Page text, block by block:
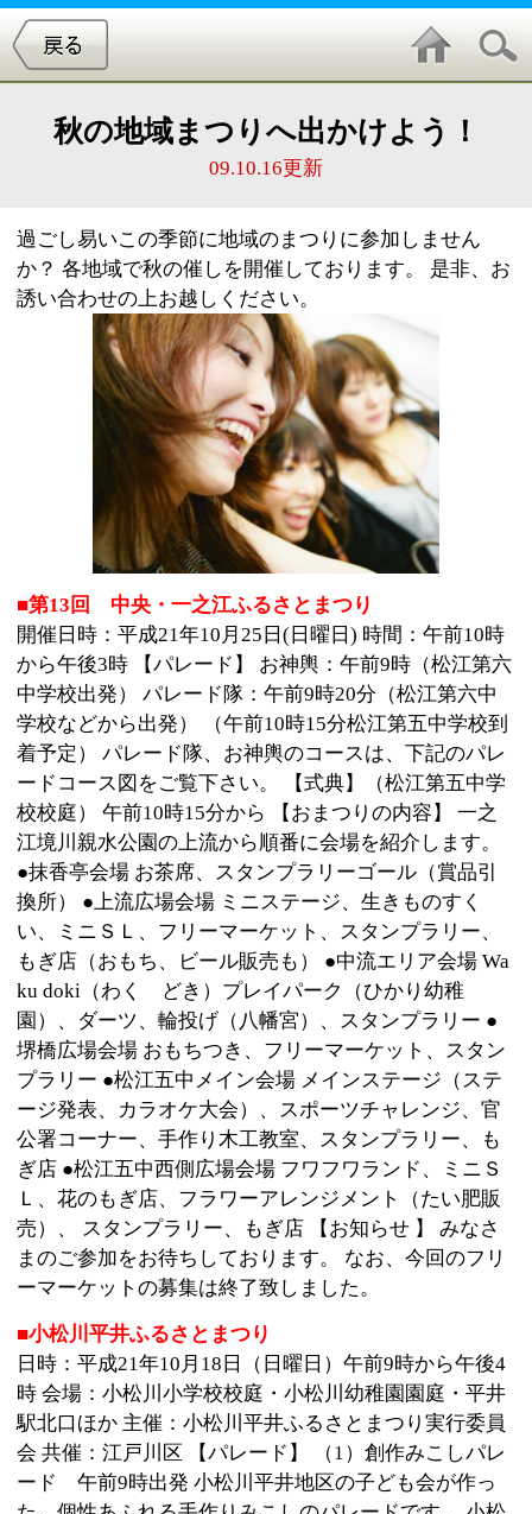
09.10.16更新
過ごし易いこの季節に地域のまつりに参加しません
■第13回 中央・一之江ふるさとまつり
開催日時：平成21年10月25日(日曜日) 時間：午前10時
から午後3時 【パレード】 お神輿：午前9時（松江第六
中学校出発） パレード隊：午前9時20分（松江第六中
学校などから出発） （午前10時15分松江第五中学校到
着予定） パレード隊、お神輿のコースは、下記のパレ
ードコース図をご覧下さい。 【式典】（松江第五中学
江境川親水公園の上流から順番に会場を紹介します。
●抹香亭会場 お茶席、スタンプラリーゴール（賞品引
換所） ●上流広場会場 ミニステージ、生きものすく
い、ミニＳＬ、フリーマーケット、スタンプラリー、
もぎ店（おもち、ビール販売も） ●中流エリア会場 Wa
ku doki（わく どき）プレイパーク（ひかり幼稚
園）、ダーツ、輪投げ（八幡宮）、スタンプラリー ●
堺橋広場会場 おもちつき、フリーマーケット、スタン
プラリー ●松江五中メイン会場 メインステージ（ステ
ージ発表、カラオケ大会）、スポーツチャレンジ、官
公署コーナー、手作り木工教室、スタンプラリー、も
ぎ店 ●松江五中西側広場会場 フワフワランド、ミニＳ
Ｌ、花のもぎ店、フラワーアレンジメント（たい肥販
売）、 スタンプラリー、もぎ店 【お知らせ 】 みなさ
まのご参加をお待ちしております。 なお、今回のフリ
ーマーケットの募集は終了致しました。
■小松川平井ふるさとまつり
日時：平成21年10月18日（日曜日）午前9時から午後4
時 会場：小松川小学校校庭・小松川幼稚園園庭・平井
駅北口ほか 主催：小松川平井ふるさとまつり実行委員
会 共催：江戸川区 【パレード】 （1）創作みこしパレ
ード 午前9時出発 小松川平井地区の子ども会が作っ
た、個性あふれる手作りみこしのパレードです。 小松
川たんぽぽ公園と平井駅南口の2箇所から出発し、小松
川小学校へむかいます。 （2）鼓笛隊・バトンパレー
ド 午前9時30分出発 小松川平井地区の小学校と小松
川幼稚園の鼓笛隊パレード、平井バトンクラブによる
バトンパレードです。 平井駅北口のすずらん通りを出
発し、小松川小学校へむかいます。 （3）民謡流しパ
レード 午後1時出発 小松川平井地区の町会・自治会
と、江戸川区の友好都市である山形県鶴岡市の鶴岡藤
静会によるパレードです。 小松川小学校前の黒田薬局
前を出発し、平井駅南口へむかいます。 注釈：一部の
ます。 （4）総踊り・フィナーレ 午後3時30分開始 平
井駅北口のすずらん通りで行う、民謡流しパレードの
締めくくりです。 山形県鶴岡市の鶴岡藤静会による
『花笠踊り』は必見です。ぜひご覧下さい！ 【ステー
ジプログラム】 ●小松川小学校 校庭ステージ わいわい
ステージ 時間 出演団体 午前9時 江戸小松太鼓 午前9時
30分 創作みこし集結 午前10時 鼓笛隊パレード 入場 午
前10時30分 小松川平井ふるさとまつり 式典 午前11時
鶴岡藤静会 「花笠踊り」 午前11時30分 レイナニフラ